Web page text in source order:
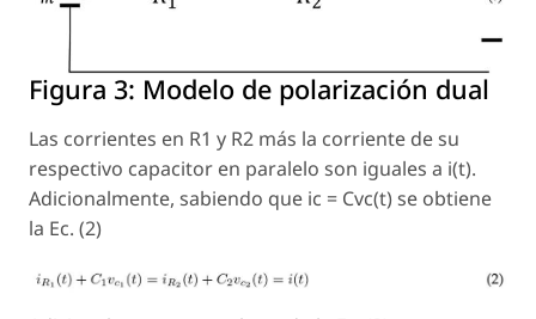
Figura 3: Modelo de polarización dual
Las corrientes en R1 y R2 más la corriente de su
respectivo capacitor en paralelo son iguales a i(t).
Adicionalmente, sabiendo que ic = Cvc(t) se obtiene
la Ec. (2)